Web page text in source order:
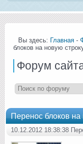
Вы здесь: Главная -
блоков на новую
Форум
Перенос блоков на
10.12.2012 18:38:38